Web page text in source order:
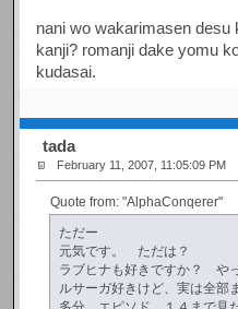
nani wo wakarimasen desu
kanji? romanji dake yomu
kudasai.
tada
February 11, 2007, 11:05:09 PM
Quote from: "AlphaConqerer"
ただー
元気です。 ただは？
ラブヒナも好きですか？
ルサーガ好きけど、実は全